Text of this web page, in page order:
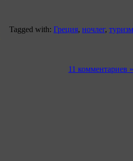
Tagged with: Греция, ночлег, туризм
11 комментариев »